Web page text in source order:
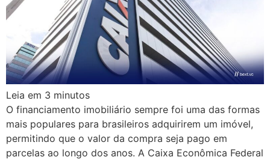
Leia em 3 minutos
O financiamento imobiliário sempre foi uma das formas
mais populares para brasileiros adquirirem um imóvel,
permitindo que o valor da compra seja pago em
parcelas ao longo dos anos. A Caixa Econômica Federal